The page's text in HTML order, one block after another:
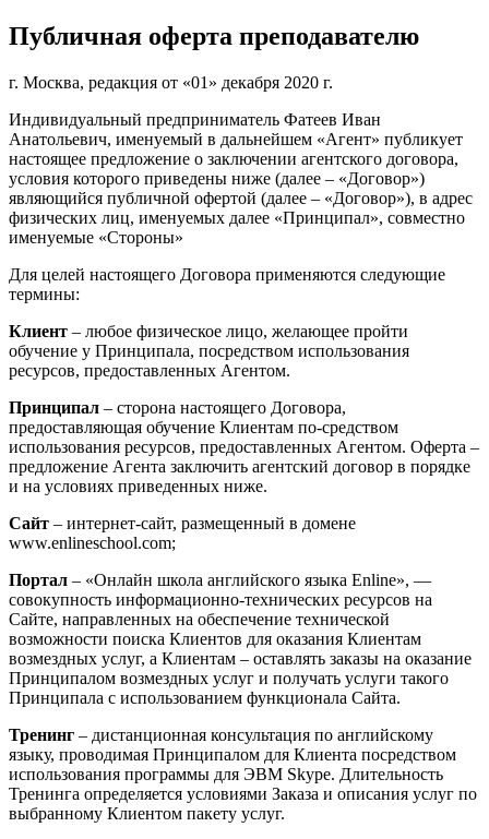
Публичная оферта преподавателю
г. Москва, редакция от «01» декабря 2020 г.
Индивидуальный предприниматель Фатеев Иван
Анатольевич, именуемый в дальнейшем «Агент» публикует
настоящее предложение о заключении агентского договора,
условия которого приведены ниже (далее – «Договор»)
являющийся публичной офертой (далее – «Договор»), в адрес
физических лиц, именуемых далее «Принципал», совместно
именуемые «Стороны»
Для целей настоящего Договора применяются следующие
термины:
Клиент – любое физическое лицо, желающее пройти
обучение у Принципала, посредством использования
ресурсов, предоставленных Агентом.
Принципал – сторона настоящего Договора,
предоставляющая обучение Клиентам по-средством
использования ресурсов, предоставленных Агентом. Оферта –
предложение Агента заключить агентский договор в порядке
и на условиях приведенных ниже.
Сайт – интернет-сайт, размещенный в домене
www.enlineschool.com;
Портал – «Онлайн школа английского языка Enline», —
совокупность информационно-технических ресурсов на
Сайте, направленных на обеспечение технической
возможности поиска Клиентов для оказания Клиентам
возмездных услуг, а Клиентам – оставлять заказы на оказание
Принципалом возмездных услуг и получать услуги такого
Принципала с использованием функционала Сайта.
Тренинг – дистанционная консультация по английскому
языку, проводимая Принципалом для Клиента посредством
использования программы для ЭВМ Skype. Длительность
Тренинга определяется условиями Заказа и описания услуг по
выбранному Клиентом пакету услуг.